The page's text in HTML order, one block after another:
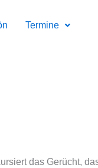
Termine
das Gerücht,